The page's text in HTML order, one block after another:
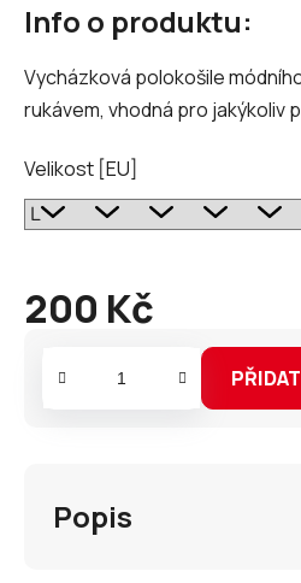
Info o produktu:
Vycházková polokošile
rukávem, vhodná pro jakýkoliv
Velikost [EU]
200 Kč
Měrná
Popis